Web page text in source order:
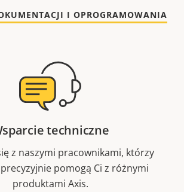
I OPROGRAMOWANIA
techniczne
z naszymi pracownikami, którzy
pomogą Ci z różnymi
produktami Axis.